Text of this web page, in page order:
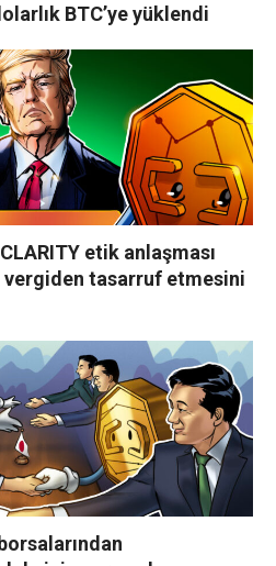
BTC’ye yüklendi
etik anlaşması
vergiden tasarruf etmesini